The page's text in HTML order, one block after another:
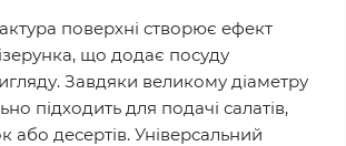
поверхні створює ефект
що додає посуду
Завдяки великому діаметру
підходить для подачі салатів,
або десертів. Універсальний